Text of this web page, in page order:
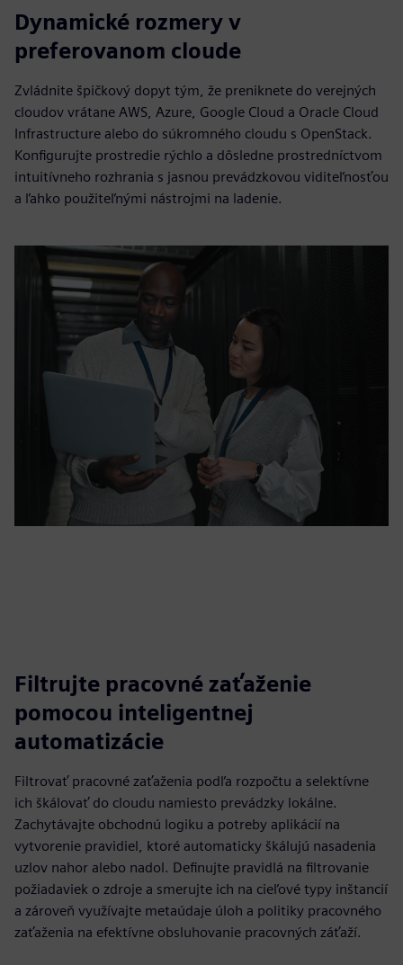
Dynamické rozmery v
preferovanom cloude
Zvládnite špičkový dopyt tým, že preniknete do verejných
cloudov vrátane AWS, Azure, Google Cloud a Oracle Cloud
Infrastructure alebo do súkromného cloudu s OpenStack.
Konfigurujte prostredie rýchlo a dôsledne prostredníctvom
intuitívneho rozhrania s jasnou prevádzkovou viditeľnosťou
a ľahko použiteľnými nástrojmi na ladenie.
Filtrujte pracovné zaťaženie
pomocou inteligentnej
automatizácie
Filtrovať pracovné zaťaženia podľa rozpočtu a selektívne
ich škálovať do cloudu namiesto prevádzky lokálne.
Zachytávajte obchodnú logiku a potreby aplikácií na
vytvorenie pravidiel, ktoré automaticky škálujú nasadenia
uzlov nahor alebo nadol. Definujte pravidlá na filtrovanie
požiadaviek o zdroje a smerujte ich na cieľové typy inštancií
a zároveň využívajte metaúdaje úloh a politiky pracovného
zaťaženia na efektívne obsluhovanie pracovných záťaží.